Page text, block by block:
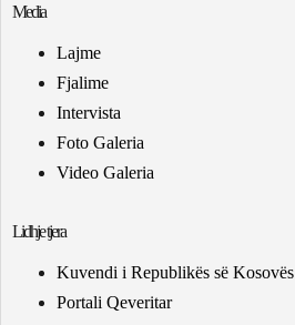
Media
Lajme
Fjalime
Intervista
Foto Galeria
Video Galeria
Lidhje tjera
Kuvendi i Republikës së Kosovës
Portali Qeveritar